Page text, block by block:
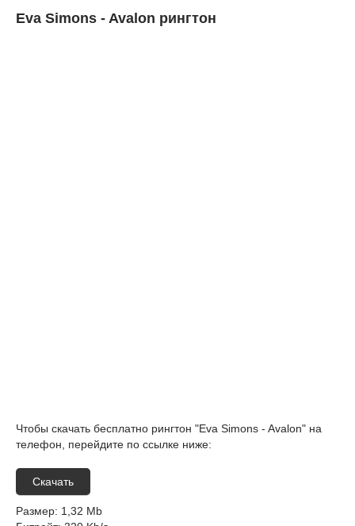
Eva Simons - Avalon рингтон
Чтобы скачать бесплатно рингтон "Eva Simons - Avalon" на
телефон, перейдите по ссылке ниже:
Скачать
Размер: 1,32 Mb